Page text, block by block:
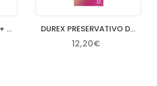
DUREX NATURAL PLUS + DUREX SENSITIVO CONFORT PRE DUREX PRESERVATIVO DAME PLACER ESTRIAS 12 U
12,20€